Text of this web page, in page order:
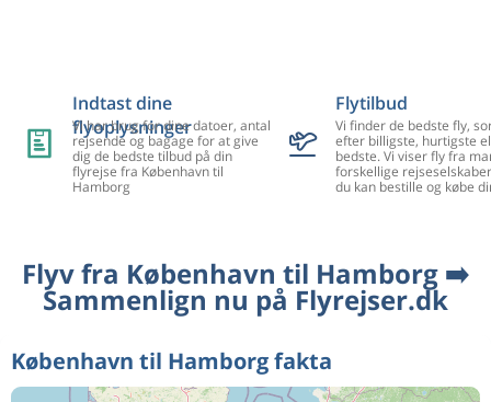
Indtast dine
flyoplysninger
Vi har brug for dine datoer, antal
rejsende og bagage for at give
dig de bedste tilbud på din
flyrejse fra København til
Hamborg
Flytilbud
Vi finder de bedste fly,
efter billigste, hurtigste
bedste. Vi viser fly fra
forskellige
du kan bestille og købe
Flyv fra København til Hamborg ➡️
Sammenlign nu på Flyrejser.dk
København til Hamborg fakta